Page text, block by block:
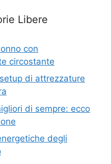
Libere
con
circostante
di attrezzature
di sempre: ecco
degli